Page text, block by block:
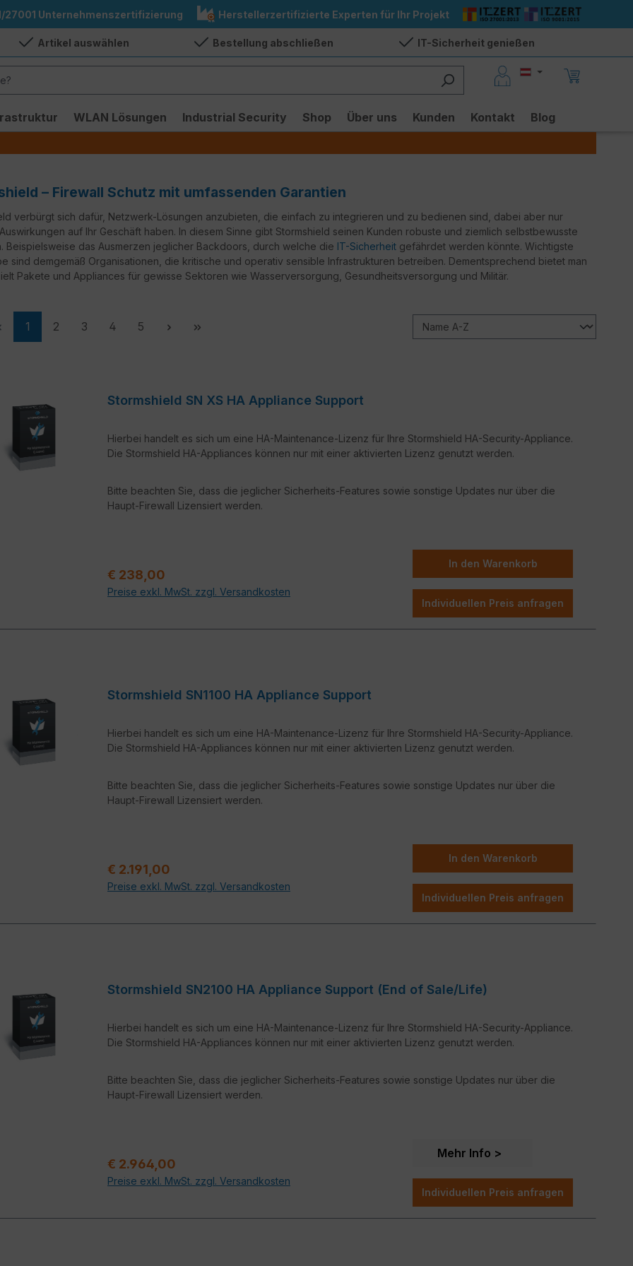
27001 Unternehmenszertifizierung Herstellerzertifizierte Experten für Ihr Projekt
Artikel auswählen Bestellung abschließen IT-Sicherheit genießen
WLAN Lösungen Industrial Security Shop Über uns Kunden Kontakt Blog
– Firewall Schutz mit umfassenden Garantien
verbürgt sich dafür, Netzwerk-Lösungen anzubieten, die einfach zu integrieren und zu bedienen sind, dabei aber nur
auf Ihr Geschäft haben. In diesem Sinne gibt Stormshield seinen Kunden robuste und ziemlich selbstbewusste
Beispielsweise das Ausmerzen jeglicher Backdoors, durch welche die IT-Sicherheit gefährdet werden könnte. Wichtigste
sind demgemäß Organisationen, die kritische und operativ sensible Infrastrukturen betreiben. Dementsprechend bietet man
Pakete und Appliances für gewisse Sektoren wie Wasserversorgung, Gesundheitsversorgung und Militär.
Seite
1 Seite
2 Seite
3 Seite
4 Seite
5
Stormshield SN XS HA Appliance Support
Hierbei handelt es sich um eine HA-Maintenance-Lizenz für Ihre Stormshield HA-Security-Appliance.
Die Stormshield HA-Appliances können nur mit einer aktivierten Lizenz genutzt werden.
Bitte beachten Sie, dass die jeglicher Sicherheits-Features sowie sonstige Updates nur über die
Haupt-Firewall Lizensiert werden.
Regulärer Preis:
€ 238,00
Preise exkl. MwSt. zzgl. Versandkosten
In den Warenkorb
Individuellen Preis anfragen
Stormshield SN1100 HA Appliance Support
Hierbei handelt es sich um eine HA-Maintenance-Lizenz für Ihre Stormshield HA-Security-Appliance.
Die Stormshield HA-Appliances können nur mit einer aktivierten Lizenz genutzt werden.
Bitte beachten Sie, dass die jeglicher Sicherheits-Features sowie sonstige Updates nur über die
Haupt-Firewall Lizensiert werden.
Regulärer Preis:
€ 2.191,00
Preise exkl. MwSt. zzgl. Versandkosten
In den Warenkorb
Individuellen Preis anfragen
Stormshield SN2100 HA Appliance Support (End of Sale/Life)
Hierbei handelt es sich um eine HA-Maintenance-Lizenz für Ihre Stormshield HA-Security-Appliance.
Die Stormshield HA-Appliances können nur mit einer aktivierten Lizenz genutzt werden.
Bitte beachten Sie, dass die jeglicher Sicherheits-Features sowie sonstige Updates nur über die
Haupt-Firewall Lizensiert werden.
Regulärer Preis:
€ 2.964,00
Preise exkl. MwSt. zzgl. Versandkosten
Mehr Info
Individuellen Preis anfragen